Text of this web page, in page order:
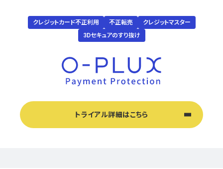
クレジットカード不正利用 不正転売
クレジットマスター
3Dセキュアのすり抜け
トライアル詳細はこちら